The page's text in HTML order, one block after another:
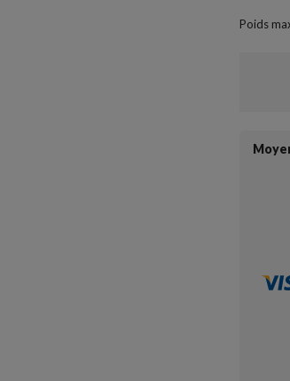
Poids